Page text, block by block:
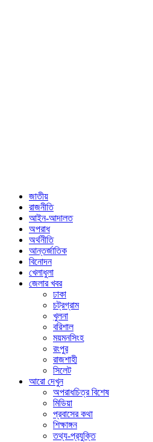
জাতীয়
রাজনীতি
আইন-আদালত
অপরাধ
অর্থনীতি
আন্তর্জাতিক
বিনোদন
খেলাধুলা
জেলার খবর
ঢাকা
চট্রগ্রাম
খুলনা
বরিশাল
ময়মনসিংহ
রংপুর
রাজশাহী
সিলেট
আরো দেখুন
অপরাধচিত্র বিশেষ
মিডিয়া
প্রবাসের কথা
শিক্ষাঙ্গন
তথ্য-প্রযুক্তি